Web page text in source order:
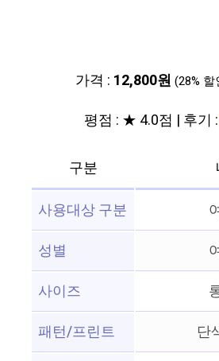
가격 : 12,800원 (28% 할
평점 : ★ 4.0점 | 후기 :
구분
사용대상 구분
성별
사이즈
패턴/프린트
단